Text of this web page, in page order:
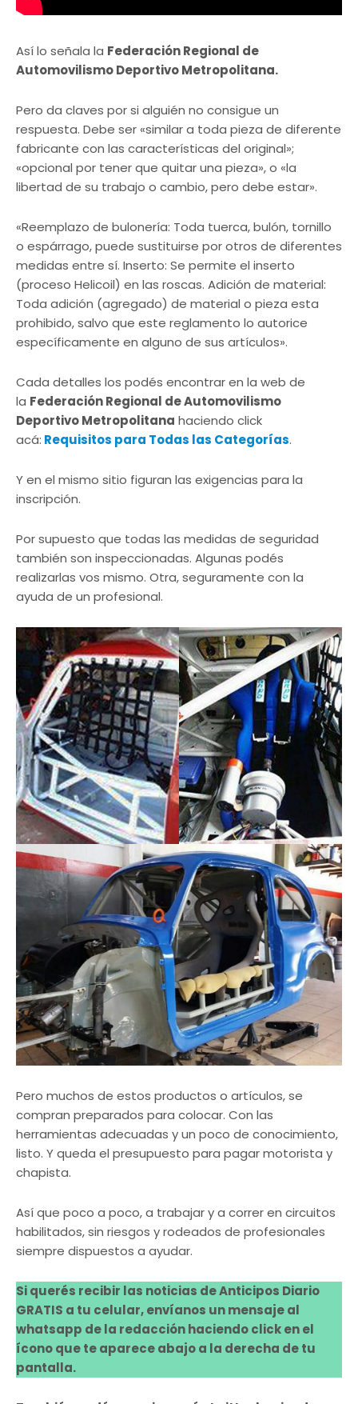
Así lo señala la Federación Regional de
Automovilismo Deportivo Metropolitana.
Pero da claves por si alguién no consigue un
respuesta. Debe ser «similar a toda pieza de diferente
fabricante con las características del original»;
«opcional por tener que quitar una pieza», o «la
libertad de su trabajo o cambio, pero debe estar».
«Reemplazo de bulonería: Toda tuerca, bulón, tornillo
o espárrago, puede sustituirse por otros de diferentes
medidas entre sí. Inserto: Se permite el inserto
(proceso Helicoil) en las roscas. Adición de material:
Toda adición (agregado) de material o pieza esta
prohibido, salvo que este reglamento lo autorice
específicamente en alguno de sus artículos».
Cada detalles los podés encontrar en la web de
la Federación Regional de Automovilismo
Deportivo Metropolitana haciendo click
acá: Requisitos para Todas las Categorías.
Y en el mismo sitio figuran las exigencias para la
inscripción.
Por supuesto que todas las medidas de seguridad
también son inspeccionadas. Algunas podés
realizarlas vos mismo. Otra, seguramente con la
ayuda de un profesional.
Pero muchos de estos productos o artículos, se
compran preparados para colocar. Con las
herramientas adecuadas y un poco de conocimiento,
listo. Y queda el presupuesto para pagar motorista y
chapista.
Así que poco a poco, a trabajar y a correr en circuitos
habilitados, sin riesgos y rodeados de profesionales
siempre dispuestos a ayudar.
Si querés recibir las noticias de Anticipos Diario
GRATIS a tu celular, envíanos un mensaje al
whatsapp de la redacción haciendo click en el
ícono que te aparece abajo a la derecha de tu
pantalla.